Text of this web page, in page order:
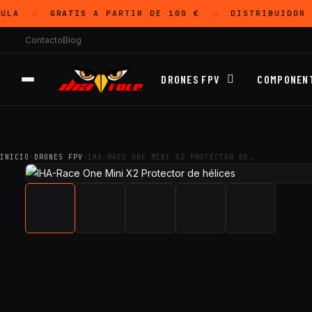
GRATISA PARTIR DE 100 € DISTRIBUIDOR
ContactoBlog
DRONES FPV
INICIO · DRONES FPV · IHA-RACE ONE MINI X2 PROTECTOR DE…